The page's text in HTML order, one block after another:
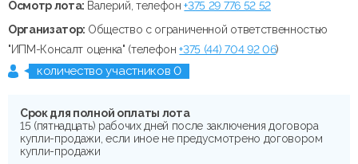
Осмотр лота: Валерий, телефон+375 29 776 52 52
Организатор: Общество с ограниченной ответственностью
"ИПМ-Консалт оценка" (телефон+375 (44) 704 92 06)
количество участников 0
Срок для полной оплаты лота
15 (пятнадцать) рабочих дней после заключения договора
купли-продажи, если иное не предусмотрено договором
купли-продажи